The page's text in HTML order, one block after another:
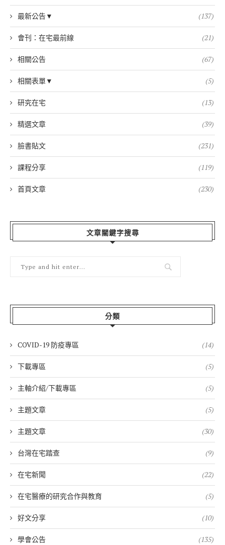
最新公告▼ (137)
會刊：在宅最前線 (21)
相關公告 (67)
相關表單▼ (5)
研究在宅 (13)
精選文章 (39)
臉書貼文 (231)
課程分享 (119)
首頁文章 (230)
文章關鍵字搜尋
分類
COVID-19 防疫專區 (14)
下載專區 (5)
主軸介紹/下載專區 (5)
主題文章 (5)
主題文章 (30)
台灣在宅踏查 (9)
在宅新聞 (22)
在宅醫療的研究合作與教育 (5)
好文分享 (10)
學會公告 (135)